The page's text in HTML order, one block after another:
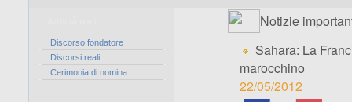
Discorso fondatore
Discorsi reali
Cerimonia di nomina
Notizie
Sahara: La
marocchino
22/05/2012